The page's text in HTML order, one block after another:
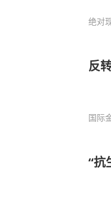
绝对
反
国际
“抗